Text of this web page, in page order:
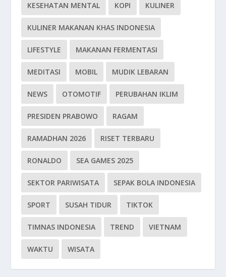
KESEHATAN MENTAL KOPI KULINER
KULINER MAKANAN KHAS INDONESIA
LIFESTYLE MAKANAN FERMENTASI
MEDITASI MOBIL MUDIK LEBARAN
NEWS OTOMOTIF PERUBAHAN IKLIM
PRESIDEN PRABOWO RAGAM
RAMADHAN 2026 RISET TERBARU
RONALDO SEA GAMES 2025
SEKTOR PARIWISATA SEPAK BOLA INDONESIA
SPORT SUSAH TIDUR TIKTOK
TIMNAS INDONESIA TREND VIETNAM
WAKTU WISATA